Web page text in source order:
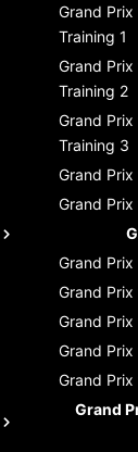
Grand Prix
Training 1
Grand Prix
Training 2
Grand Prix
Training 3
Grand Prix
Grand Prix
Grand
Grand
Grand
Grand
Grand
Grand